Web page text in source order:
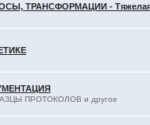
ТРАНСФОРМАЦИИ - Тяжелая
ПРОТОКОЛОВ и другое